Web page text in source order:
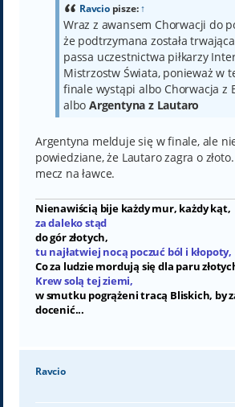
Ravciopisze:↑
Wraz z awansem Chorwacji do
że podtrzymana została
passa uczestnictwa piłkarzy
Mistrzostw Świata, ponieważ w
finale wystąpi albo Chorwacja z
albo Argentyna z Lautaro
Argentyna melduje się w finale, ale
powiedziane, że Lautaro zagra o
mecz na ławce.
Nienawiścią bije każdy mur, każdy kąt,
za daleko stąd
do gór złotych,
tu najłatwiej nocą poczuć ból i kłopoty,
Co za ludzie mordują się dla paru
Krew solą tej ziemi,
w smutku pogrążeni tracą Bliskich, by
docenić...
Ravcio